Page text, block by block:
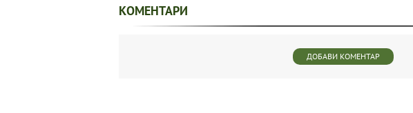
КОМЕНТАРИ
ДОБАВИ КОМЕНТАР